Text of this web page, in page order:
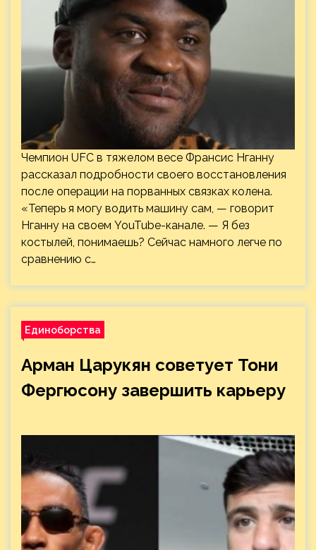
Чемпион UFC в тяжелом весе Франсис Нганну
рассказал подробности своего восстановления
после операции на порванных связках колена.
«Теперь я могу водить машину сам, — говорит
Нганну на своем YouTube-канале. — Я без
костылей, понимаешь? Сейчас намного легче по
сравнению с…
Единоборства
Арман Царукян советует Тони
Фергюсону завершить карьеру